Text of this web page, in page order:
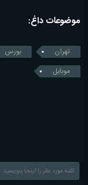
موضوعات داغ:
تهران بورس
موبایل